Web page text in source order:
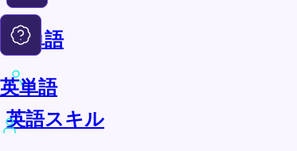
英単語
英語スキル
英単語